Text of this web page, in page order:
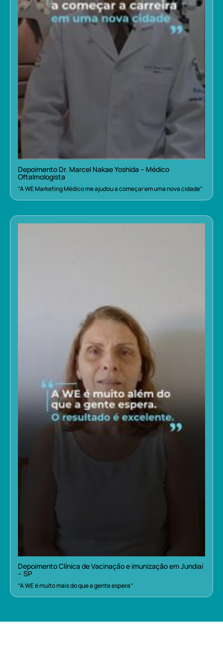
Depoimento Dr. Marcel Nakae Yoshida – Médico
Oftalmologista
“A WE Marketing Médico me ajudou a começar em uma nova cidade”
Depoimento Clínica de Vacinação e imunização em Jundiaí
– SP
“A WE é muito mais do que a gente espera”